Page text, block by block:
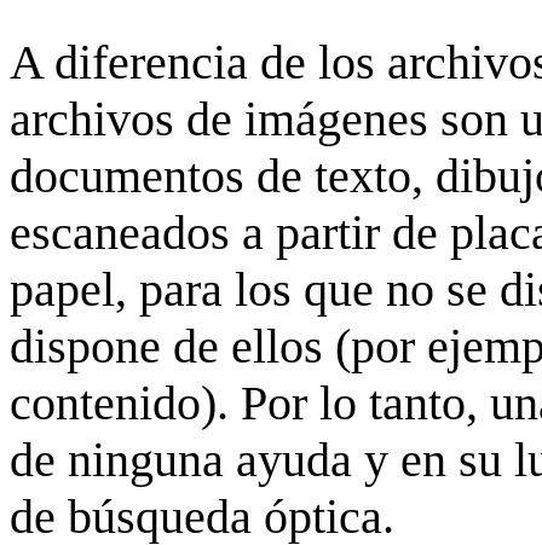
A diferencia de los
archivos de imágenes son
documentos de texto,
escaneados a partir de
papel, para los que no se
dispone de ellos (por
contenido). Por lo tanto,
de ninguna ayuda y en su
de búsqueda óptica.